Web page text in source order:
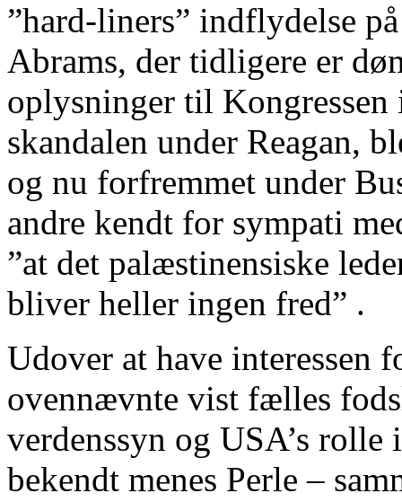
”hard-liners” indflydelse
Abrams, der tidligere er
oplysninger til
skandalen under Reagan,
og nu forfremmet under
andre kendt for sympati
”at det palæstinensiske
bliver heller ingen fred” .
Udover at have
ovennævnte vist fælles
verdenssyn og USA’s
bekendt menes Perle –